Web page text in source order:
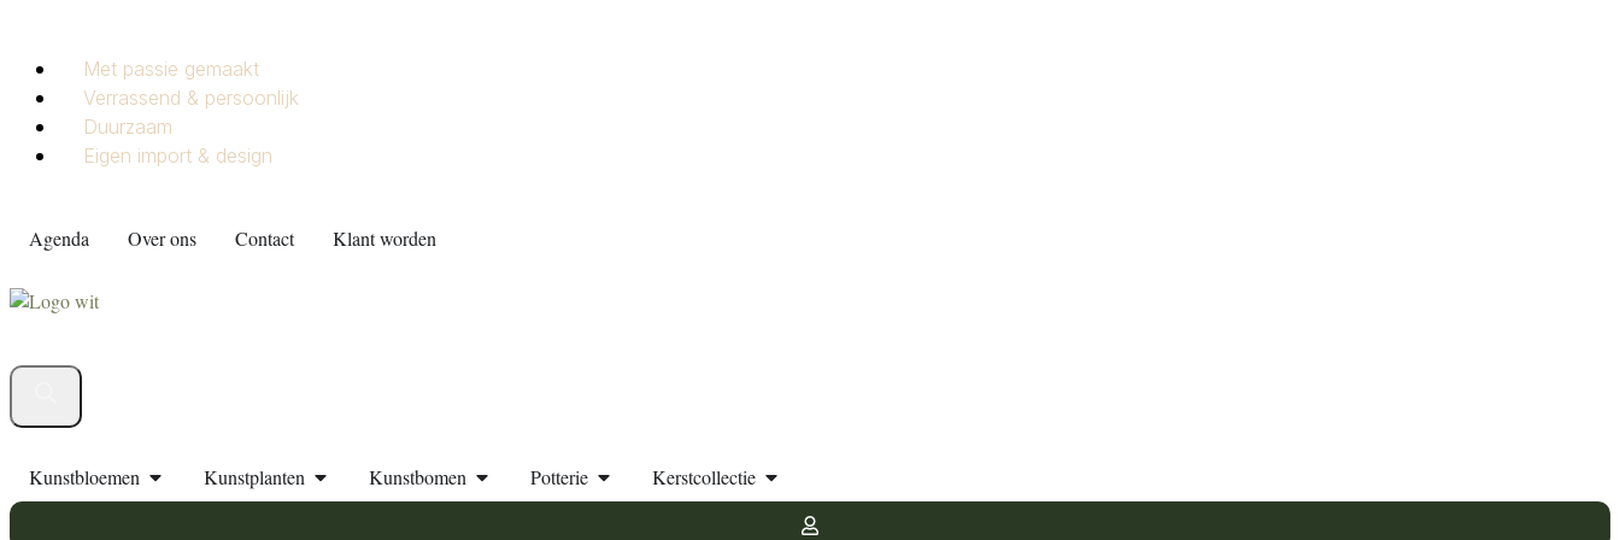
Met passie gemaakt
Verrassend & persoonlijk
Duurzaam
Eigen import & design
Agenda Over ons Contact Klant worden
Kunstbloemen Kunstplanten Kunstbomen Potterie Kerstcollectie